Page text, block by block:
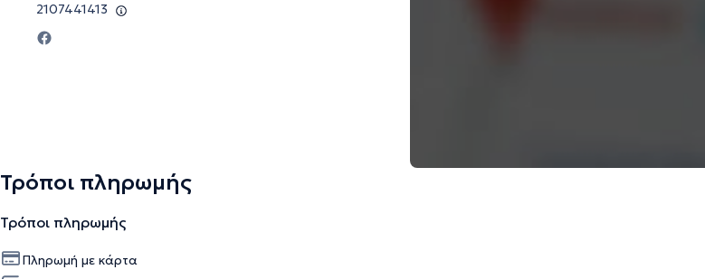
2107441413
Τρόποι πληρωμής
Τρόποι πληρωμής
Πληρωμή με κάρτα